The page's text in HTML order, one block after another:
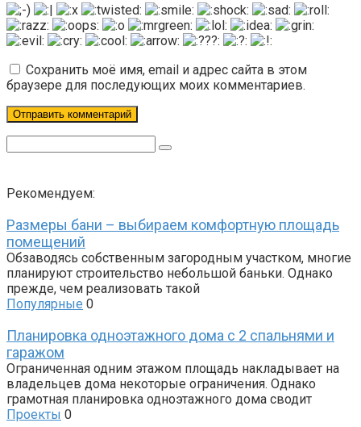
Сохранить моё имя, email и адрес сайта в этом
браузере для последующих моих комментариев.
Рекомендуем:
Размеры бани – выбираем комфортную площадь
помещений
Обзаводясь собственным загородным участком, многие
планируют строительство небольшой баньки. Однако
прежде, чем реализовать такой
Популярные 0
Планировка одноэтажного дома с 2 спальнями и
гаражом
Ограниченная одним этажом площадь накладывает на
владельцев дома некоторые ограничения. Однако
грамотная планировка одноэтажного дома сводит
Проекты 0